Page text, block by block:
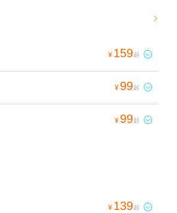

¥ 159起 
¥ 99起 
¥ 99起 
¥ 139起 